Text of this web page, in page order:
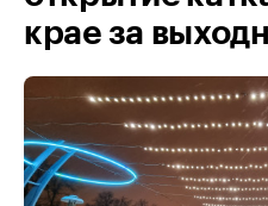
крае за